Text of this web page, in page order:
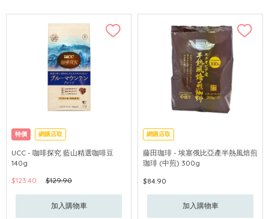
特價 網購店取
UCC - 咖啡探究 藍山精選咖啡豆
140g
$123.40
$129.90
加入購物車
網購店取
藤田珈琲 - 埃塞俄比亞產半熱風焙煎
珈琲 (中煎) 300g
$84.90
加入購物車